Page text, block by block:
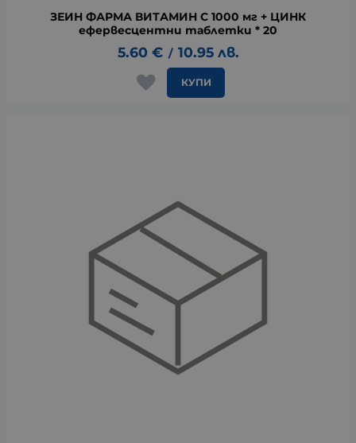
ЗЕИН ФАРМА ВИТАМИН C 1000 мг + ЦИНК
ефервесцентни таблетки * 20
5.60 € / 10.95 лв.
КУПИ